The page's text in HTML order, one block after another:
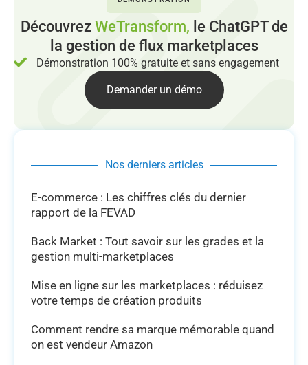
Découvrez WeTransform, le ChatGPT de
la gestion de flux marketplaces
Démonstration 100% gratuite et sans engagement
Demander un démo
Nos derniers articles
E-commerce : Les chiffres clés du dernier
rapport de la FEVAD
Back Market : Tout savoir sur les grades et la
gestion multi-marketplaces
Mise en ligne sur les marketplaces : réduisez
votre temps de création produits
Comment rendre sa marque mémorable quand
on est vendeur Amazon